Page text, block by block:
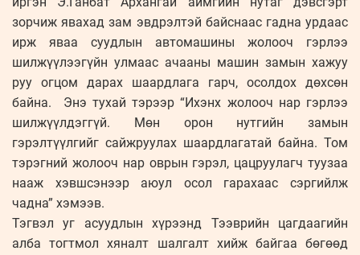
зорчиж явахад зам эвдрэлтэй байснаас гадна урдаас
ирж яваа суудлын автомашины жолооч гэрлээ
шилжүүлээгүйн улмаас ачааны машин замын хажуу
руу огцом дарах шаардлага гарч, осолдох дөхсөн
байна. Энэ тухай тэрээр “Ихэнх жолооч нар гэрлээ
шилжүүлдэггүй. Мөн орон нутгийн замын
гэрэлтүүлгийг сайжруулах шаардлагатай байна. Том
тэрэгний жолооч нар оврын гэрэл, цацруулагч туузаа
нааж хэвшсэнээр аюул осол гарахаас сэргийлж
чадна” хэмээв.
Тэгвэл уг асуудлын хүрээнд Тээврийн цагдаагийн
алба тогтмол хяналт шалгалт хийж байгаа бөгөөд